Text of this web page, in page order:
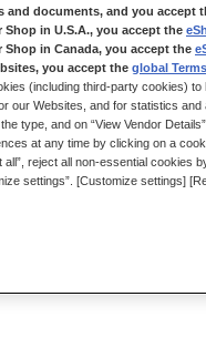
and documents, and you accept
in U.S.A., you accept the
in Canada, you accept the
you accept the global
(including third-party cookies)
our Websites, and for statistics
type, and on “View Vendor
at any time by clicking on a
reject all non-essential cookies
settings”. [Customize settings]